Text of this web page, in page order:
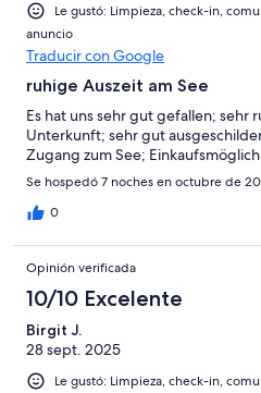
Le gustó: Limpieza, check-in,
anuncio
Traducir con Google
ruhige Auszeit am See
Es hat uns sehr gut gefallen; sehr
Unterkunft; sehr gut
Zugang zum See;
Se hospedó 7 noches en octubre de
0
Opinión verificada
10/10 Excelente
Birgit J.
28 sept. 2025
Le gustó: Limpieza, check-in,